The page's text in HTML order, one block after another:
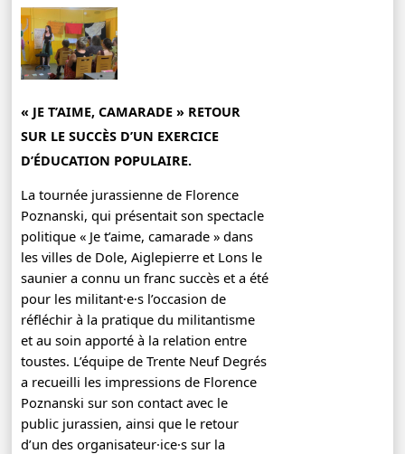
« JE T’AIME, CAMARADE » RETOUR
SUR LE SUCCÈS D’UN EXERCICE
D’ÉDUCATION POPULAIRE.
La tournée jurassienne de Florence
Poznanski, qui présentait son spectacle
politique « Je t’aime, camarade » dans
les villes de Dole, Aiglepierre et Lons le
saunier a connu un franc succès et a été
pour les militant·e·s l’occasion de
réfléchir à la pratique du militantisme
et au soin apporté à la relation entre
toustes. L’équipe de Trente Neuf Degrés
a recueilli les impressions de Florence
Poznanski sur son contact avec le
public jurassien, ainsi que le retour
d’un des organisateur·ice·s sur la